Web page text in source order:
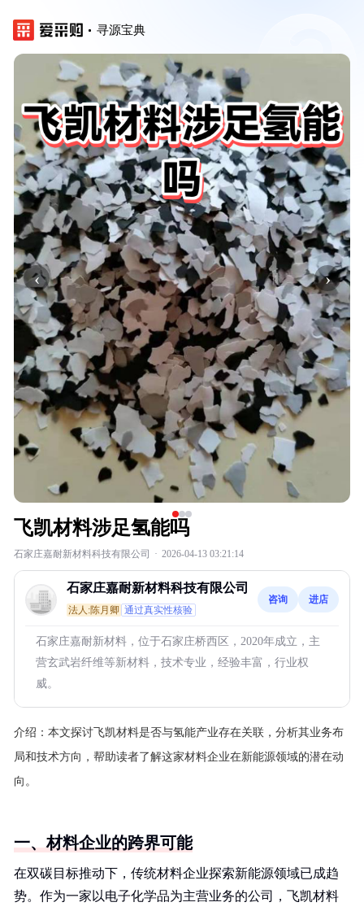
寻源宝典
‹ ›
飞凯材料涉足氢能吗
石家庄嘉耐新材料科技有限公司 · 2026-04-13 03:21:14
石家庄嘉耐新材料科技有限公司
法人:陈月卿 通过真实性核验
咨询 进店
石家庄嘉耐新材料，位于石家庄桥西区，2020年成立，主
营玄武岩纤维等新材料，技术专业，经验丰富，行业权
威。
介绍： 本文探讨飞凯材料是否与氢能产业存在关联，分析其业务布
局和技术方向，帮助读者了解这家材料企业在新能源领域的潜在动
向。
一、材料企业的跨界可能
在双碳目标推动下，传统材料企业探索新能源领域已成趋
势。作为一家以电子化学品为主营业务的公司，飞凯材料